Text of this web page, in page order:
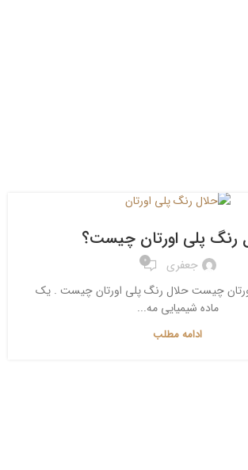
رنگ پلی اورتان چیست؟
جعفری 0
چیست حلال رنگ پلی اورتان چیست . یک
ماده شیمیایی مه...
ادامه مطلب